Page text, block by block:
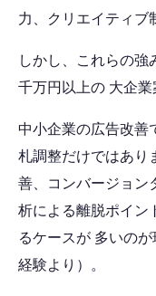
力、クリエイティブ
しかし、これらの強
千万円以上の 大企業
中小企業の広告改善
札調整だけではあり
善、コンバージョン
析による離脱ポイ
るケースが 多いの
経験より）。